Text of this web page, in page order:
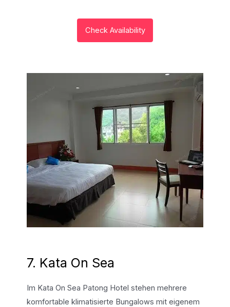
Check Availability
7. Kata On Sea
Im Kata On Sea Patong Hotel stehen mehrere
komfortable klimatisierte Bungalows mit eigenem